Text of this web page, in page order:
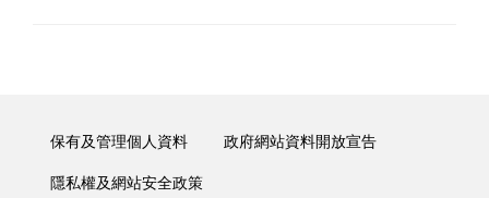
保有及管理個人資料 政府網站資料開放宣告
隱私權及網站安全政策